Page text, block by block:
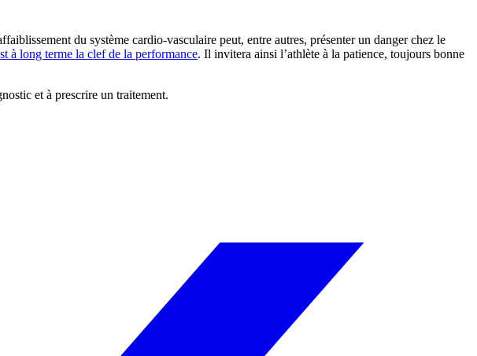
du système cardio-vasculaire peut, entre autres, présenter un danger chez le
à long terme la clef de la performance. Il invitera ainsi l’athlète à la patience, toujours bonne
et à prescrire un traitement.